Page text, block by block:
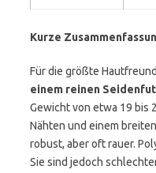
Kurze
Für die größte
einem reinen
Gewicht von etwa 19 bis
Nähten und einem
robust, aber oft rauer.
Sie sind jedoch